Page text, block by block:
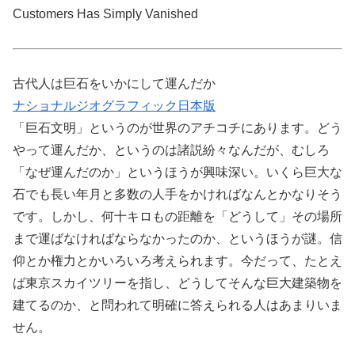
Customers Has Simply Vanished
古代人は巨石をいかにして運んだか
ナショナルジオグラフィック日本版
「巨石文明」というのが世界のアチコチにあります。どう
やって運んだか、というのは諸説紛々なんだが、むしろ
「なぜ運んだのか」というほうが興味深い。いくら巨大な
石でも長い年月と多数の人手をかければなんとかなりそう
です。しかし、何十キロもの距離を「どうして」その場所
まで運ばなければならなかったのか、というほうが謎。信
仰とか権力とかいろいろ考えられます。今だって、たとえ
ば東京スカイツリーを指し、どうしてそんな巨大建築物を
建てるのか、と問われて明確に答えられる人はあまりいま
せん。